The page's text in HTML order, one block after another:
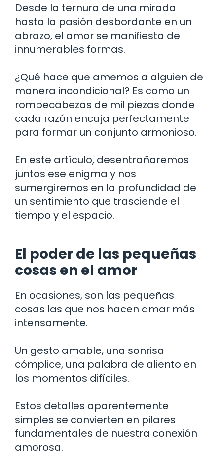
Desde la ternura de una mirada
hasta la pasión desbordante en un
abrazo, el amor se manifiesta de
innumerables formas.
¿Qué hace que amemos a alguien de
manera incondicional? Es como un
rompecabezas de mil piezas donde
cada razón encaja perfectamente
para formar un conjunto armonioso.
En este artículo, desentrañaremos
juntos ese enigma y nos
sumergiremos en la profundidad de
un sentimiento que trasciende el
tiempo y el espacio.
El poder de las pequeñas
cosas en el amor
En ocasiones, son las pequeñas
cosas las que nos hacen amar más
intensamente.
Un gesto amable, una sonrisa
cómplice, una palabra de aliento en
los momentos difíciles.
Estos detalles aparentemente
simples se convierten en pilares
fundamentales de nuestra conexión
amorosa.